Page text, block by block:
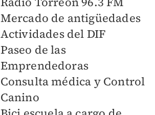
Mercado de antigüedades
Actividades del DIF
Paseo de las
Emprendedoras
Consulta médica y Control
Canino